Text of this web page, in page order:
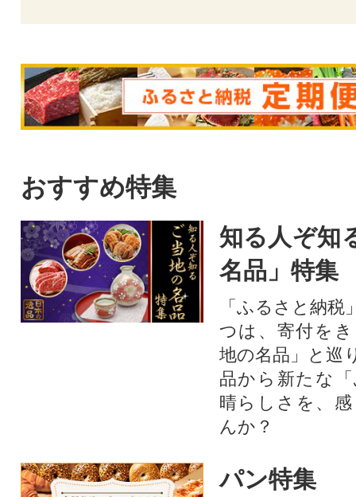
おすすめ特集
知る人ぞ知
名品」特集
「ふるさと納
つは、寄付を
地の名品」と巡
品から新たな
晴らしさを、
んか？
パン特集